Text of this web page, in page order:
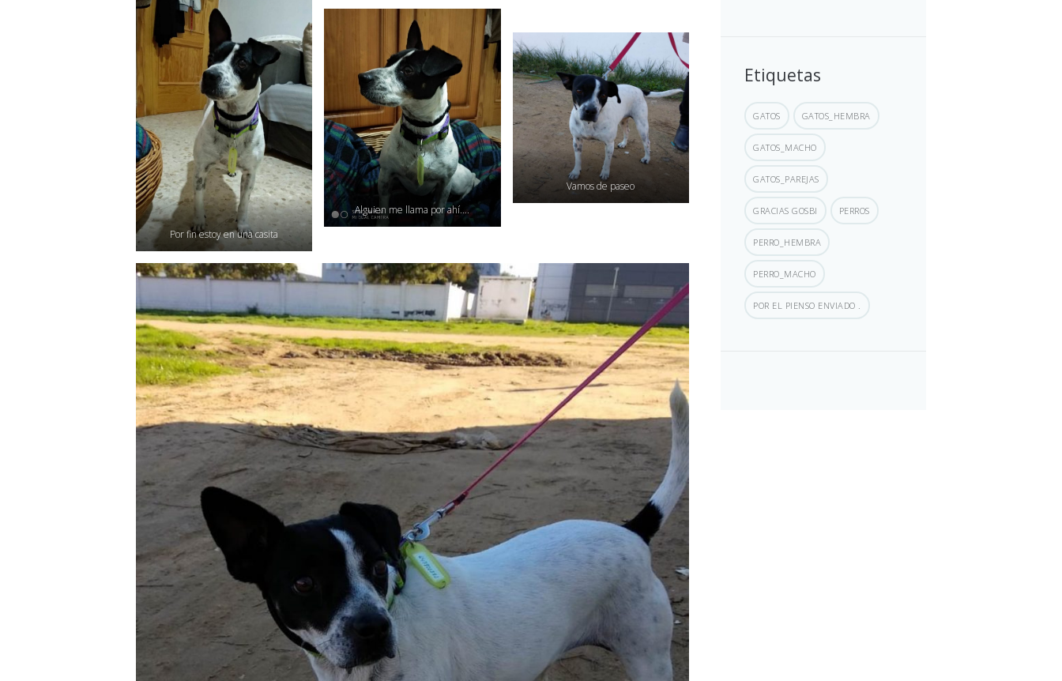
Por fin estoy en una casita
Alguien me llama por ahí….
Vamos de paseo
Etiquetas
GATOS GATOS_HEMBRA
GATOS_MACHO
GATOS_PAREJAS
GRACIAS GOSBI PERROS
PERRO_HEMBRA
PERRO_MACHO
POR EL PIENSO ENVIADO .